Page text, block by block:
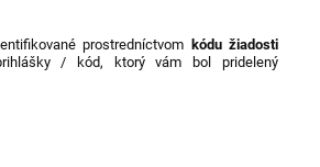
prostredníctvom kódu žiadosti
/ kód, ktorý vám bol pridelený